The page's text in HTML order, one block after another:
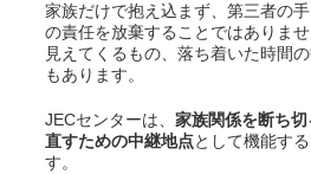
家族だけで抱え込まず、第三者の
の責任を放棄することではありま
見えてくるもの、落ち着いた時間
もあります。
JECセンターは、家族関係を断ち
直すための中継地点として機能す
す。